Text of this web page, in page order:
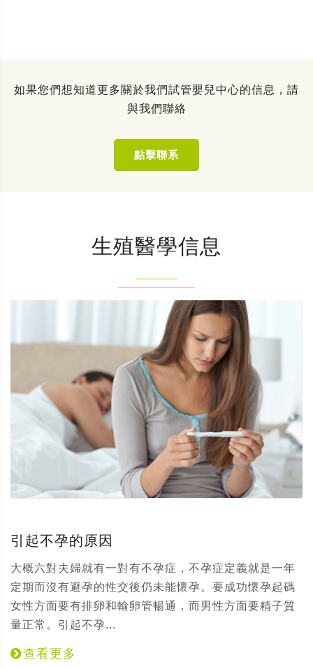
如果您們想知道更多關於我們試管嬰兒中心的信息，請
與我們聯絡
點擊聯系
生殖醫學信息
引起不孕的原因
大概六對夫婦就有一對有不孕症，不孕症定義就是一年
定期而沒有避孕的性交後仍未能懷孕。要成功懷孕起碼
女性方面要有排卵和輸卵管暢通，而男性方面要精子質
量正常。引起不孕...
查看更多